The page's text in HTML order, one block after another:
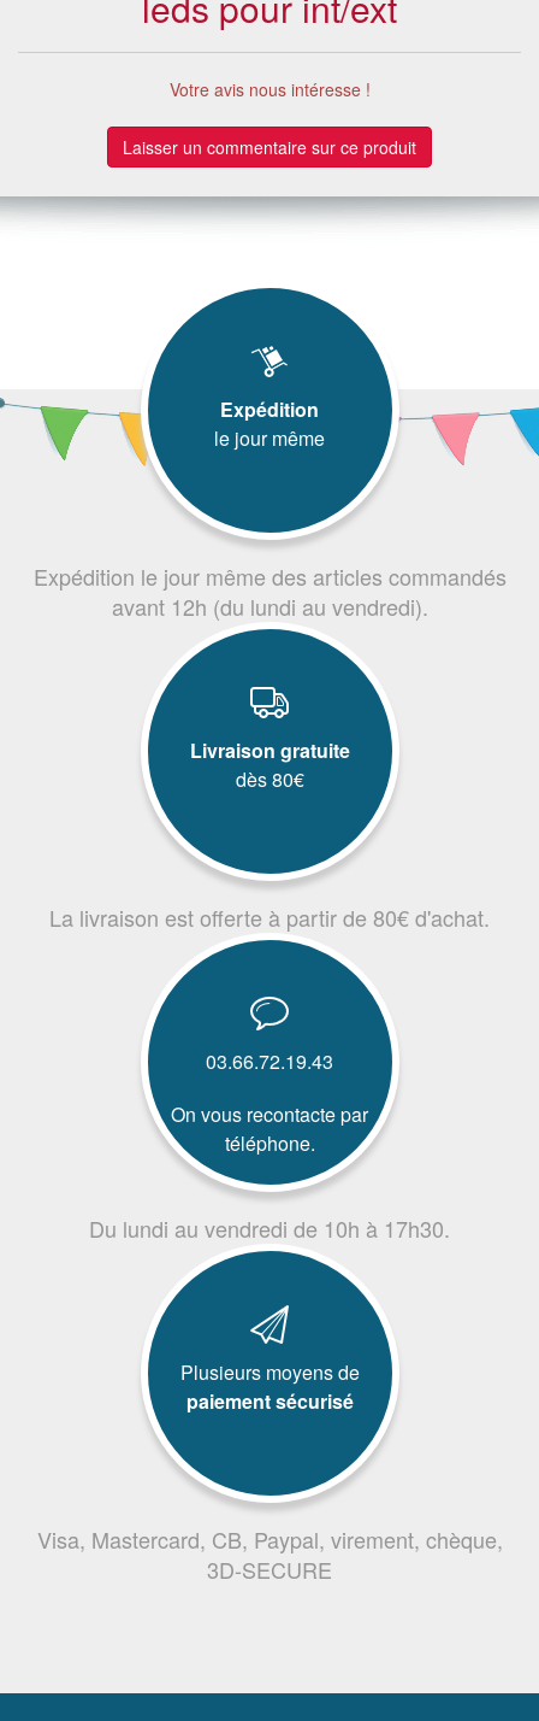
Votre avis nous intéresse !
Laisser un commentaire sur ce produit
Expédition
le jour même
Expédition le jour même des articles commandés
avant 12h (du lundi au vendredi).
Livraison gratuite
dès 80€
La livraison est offerte à partir de 80€ d'achat.
03.66.72.19.43
On vous recontacte par
téléphone.
Du lundi au vendredi de 10h à 17h30.
Plusieurs moyens de
paiement sécurisé
Visa, Mastercard, CB, Paypal, virement, chèque,
3D-SECURE